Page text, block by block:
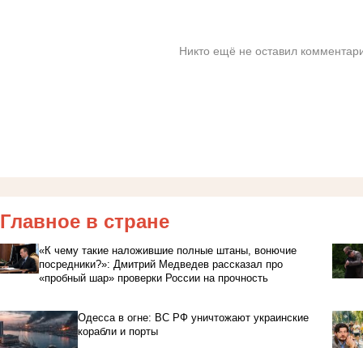
Никто ещё не оставил
Главное в стране
«К чему такие наложившие полные штаны, вонючие
посредники?»: Дмитрий Медведев рассказал про
«пробный шар» проверки России на прочность
Одесса в огне: ВС РФ уничтожают украинские
корабли и порты